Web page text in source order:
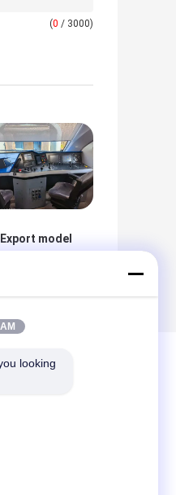
(0 / 3000)
Export model
looking